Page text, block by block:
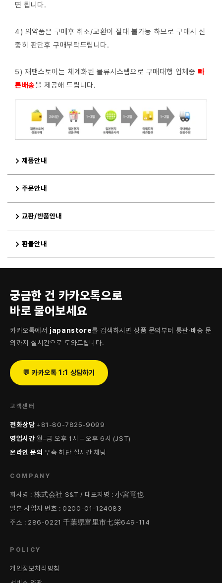
면 됩니다.
4) 의약품은 구매후 취소/교환이 절대 불가능 하므로 구매시 신
중히 판단후 구매부탁드립니다.
5) 재팬스토어는 체계화된 물류시스템으로 구매대행 업체중빠
른배송을 제공해 드립니다.
제품안내
주문안내
교환/반품안내
환불안내
궁금한 건 카카오톡으로
바로 물어보세요
카카오톡에서 japanstore를 검색하시면 상품 문의부터 통관·배송 문
의까지 실시간으로 도와드립니다.
💬 카카오톡 1:1 상담하기
고객센터
전화상담 +81-80-7825-9099
영업시간 월–금 오후 1시 – 오후 6시 (JST)
온라인 문의 우측 하단 실시간 채팅
COMPANY
회사명 : 株式会社 S&T / 대표자명 : 小宮竜也
일본 사업자 번호 : 0200-01-124083
주소 : 286-0221 千葉県富里市七栄649-114
POLICY
개인정보처리방침